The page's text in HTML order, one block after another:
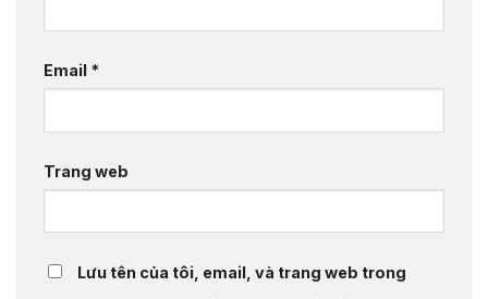
Email *
Trang web
Lưu tên của tôi, email, và trang web trong